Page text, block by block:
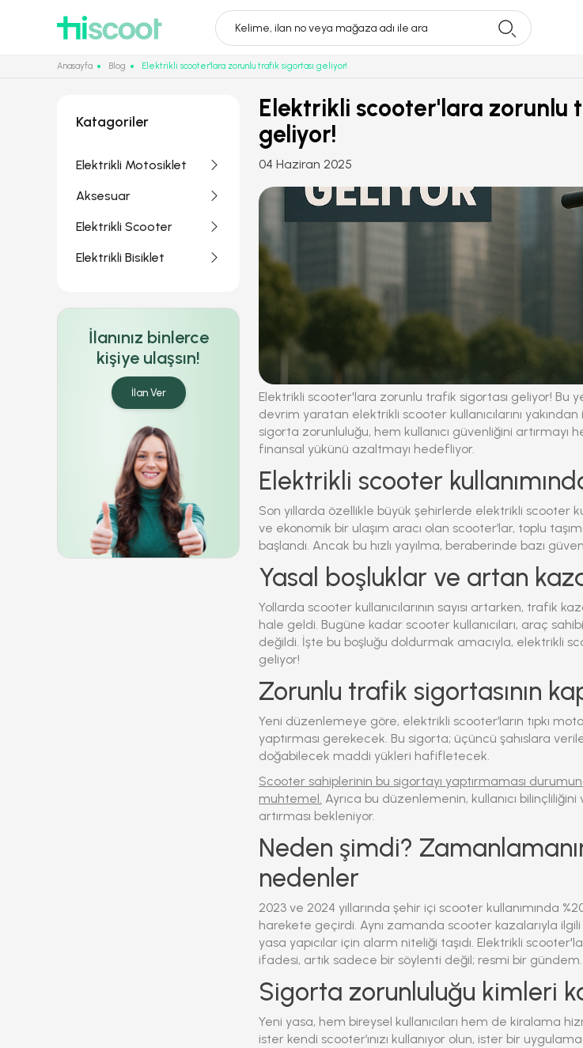
Kelime, ilan no veya mağaza adı ile ara
Anasayfa Blog Elektrikli scooter'lara zorunlu trafik sigortası geliyor!
Katagoriler
Elektrikli Motosiklet
Aksesuar
Elektrikli Scooter
Elektrikli Bisiklet
İlanınız binlerce
kişiye ulaşsın!
İlan Ver
Elektrikli scooter'lara zorunlu
geliyor!
04 Haziran 2025
Elektrikli scooter'lara zorunlu trafik sigortası geliyor! Bu
devrim yaratan elektrikli scooter kullanıcılarını
sigorta zorunluluğu, hem kullanıcı güvenliğini artırmayı
finansal yükünü azaltmayı hedefliyor.
Elektrikli scooter
Son yıllarda özellikle büyük şehirlerde elektrikli scooter
ve ekonomik bir ulaşım aracı olan scooter’lar, toplu
başlandı. Ancak bu hızlı yayılma, beraberinde bazı
Yasal boşluklar ve artan
Yollarda scooter kullanıcılarının sayısı artarken, trafik
hale geldi. Bugüne kadar scooter kullanıcıları, araç
değildi. İşte bu boşluğu doldurmak amacıyla, elektrikli
geliyor!
Zorunlu trafik sigortasının
Yeni düzenlemeye göre, elektrikli scooter’ların tıpkı
yaptırması gerekecek. Bu sigorta; üçüncü şahıslara
doğabilecek maddi yükleri hafifletecek.
Scooter sahiplerinin bu sigortayı yaptırmaması
muhtemel. Ayrıca bu düzenlemenin, kullanıcı
artırması bekleniyor.
Neden şimdi?
nedenler
2023 ve 2024 yıllarında şehir içi scooter kullanımında
harekete geçirdi. Aynı zamanda scooter kazalarıyla ilgili
yasa yapıcılar için alarm niteliği taşıdı. Elektrikli
ifadesi, artık sadece bir söylenti değil; resmi bir gündem.
Sigorta zorunluluğu kimleri
Yeni yasa, hem bireysel kullanıcıları hem de kiralama
ister kendi scooter’ınızı kullanıyor olun, ister bir